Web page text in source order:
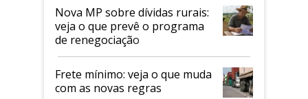
Nova MP sobre dívidas rurais:
veja o que prevê o programa
de renegociação
Frete mínimo: veja o que muda
com as novas regras